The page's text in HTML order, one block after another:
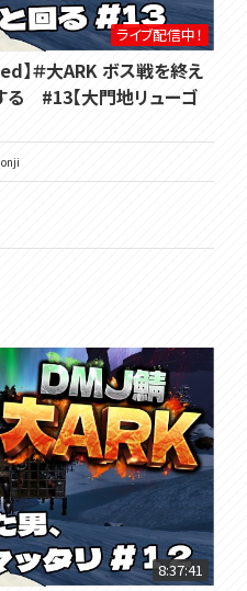
ライブ配信中！
】＃大ARK ボス戦を終え
る #13【大門地リューゴ
8:37:41